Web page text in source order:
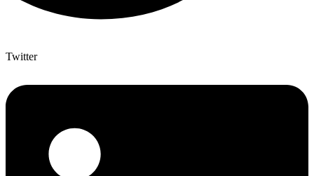
Twitter